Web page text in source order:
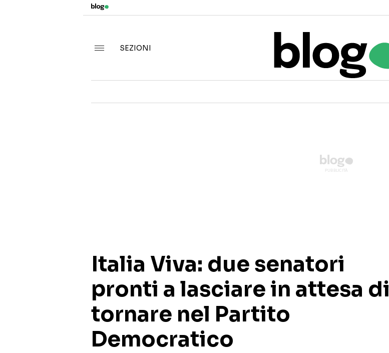
SEZIONI
Italia Viva: due senatori
pronti a lasciare in attesa di
tornare nel Partito
Democratico